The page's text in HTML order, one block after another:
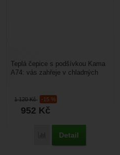
1 120Kč -15 %
952 Kč
Porovnat
Detail
Teplá čepice s podšívkou Kama
A74: vás zahřeje v chladných